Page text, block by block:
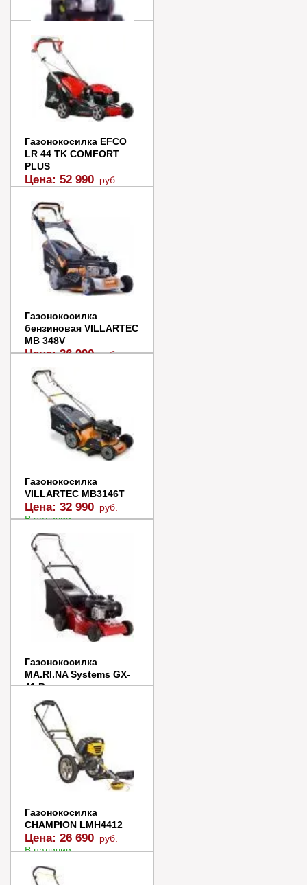
Газонокосилка GEOS
Classic 46 SP-K Plus
Цена:56 990 руб.
В наличии
Купить в 1 клик
Газонокосилка EFCO
LR 44 TK COMFORT
PLUS
Цена: 52 990 руб.
В корзину
Купить в 1 клик
Газонокосилка
бензиновая VILLARTEC
MB 348V
Цена:36 990 руб.
Купить в 1 клик
Газонокосилка
VILLARTEC MB3146T
Цена: 32 990 руб.
В наличии
Купить в 1 клик
Газонокосилка
MA.RI.NA Systems GX-
41 B
Цена:27 000
В наличии
В корзину
Купить в 1 клик
Газонокосилка
CHAMPION LMH4412
Цена: 26 690 руб.
В наличии